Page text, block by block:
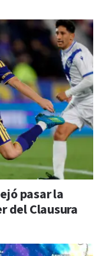
pasar la
del Clausura